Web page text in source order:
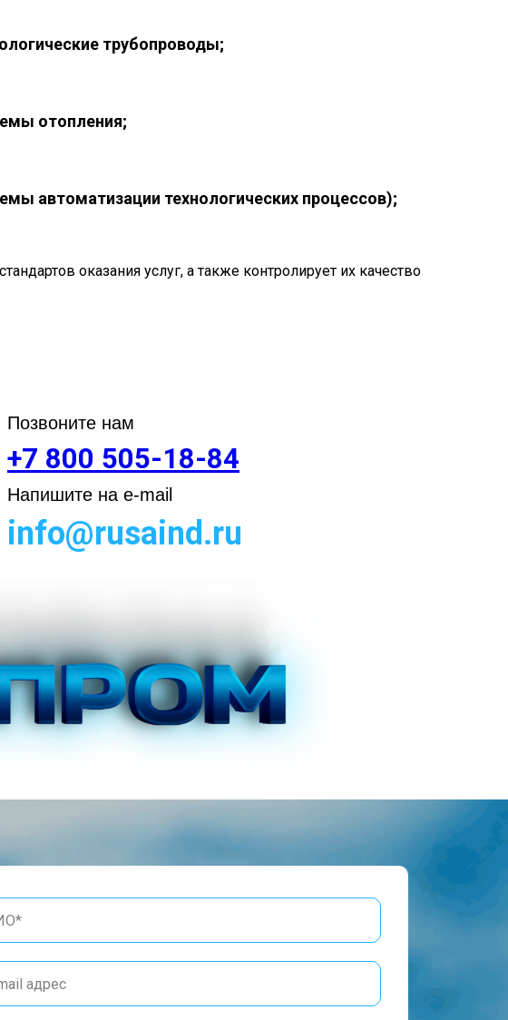
трубопроводы;
отопления;
автоматизации технологических процессов);
оказания услуг, а также контролирует их качество
Позвоните нам
+7 800 505-18-84
Напишите на e-mail
info@rusaind.ru